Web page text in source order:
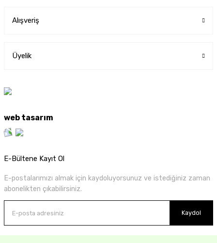
Alışveriş
Üyelik
web tasarım
E-Bültene Kayıt Ol
E-postalarımızı almak için kaydoluyorsunuz ve istediğiniz zaman
abonelikten çıkabilirsiniz.
Kaydol